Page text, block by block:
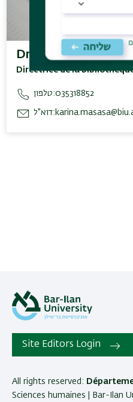
Dr. Masasa Karina
Directrice de la
טלפון:035318852
דוא"ל:
Site Editors Login
All rights reserved:
Sciences humaines | Bar-Ilan